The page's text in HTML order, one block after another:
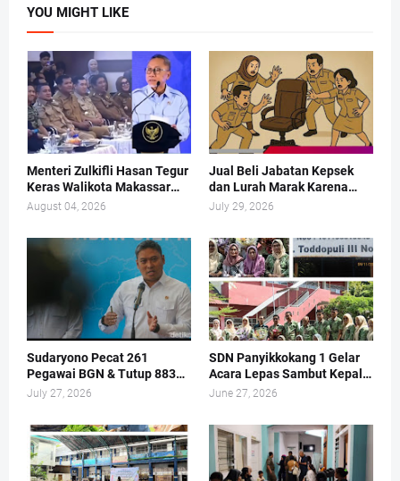
YOU MIGHT LIKE
Menteri Zulkifli Hasan Tegur
Keras Walikota Makassar
Soal Sampah
August 04, 2026
Jual Beli Jabatan Kepsek
dan Lurah Marak Karena
PANSEL Cuma Pajangan
July 29, 2026
Sudaryono Pecat 261
Pegawai BGN & Tutup 883
Dapur MBG
July 27, 2026
SDN Panyikkokang 1 Gelar
Acara Lepas Sambut Kepala
Sekolah
June 27, 2026